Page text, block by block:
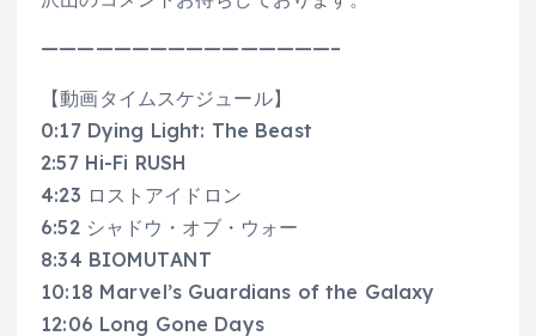
————————————————–
【動画タイムスケジュール】
0:17 Dying Light: The Beast
2:57 Hi-Fi RUSH
4:23 ロストアイドロン
6:52 シャドウ・オブ・ウォー
8:34 BIOMUTANT
10:18 Marvel’s Guardians of the Galaxy
12:06 Long Gone Days